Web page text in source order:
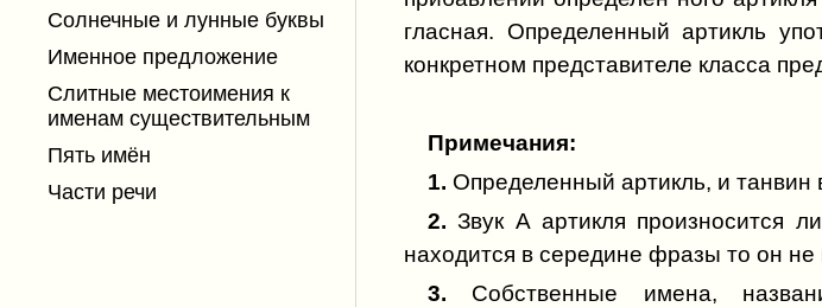
Солнечные и лунные буквы
Именное предложение
Слитные местоимения к
именам существительным
Пять имён
Части речи
гласная. Определенный артикль
конкретном представителе класса
Примечания:
1. Определенный артикль, и
2. Звук А артикля произносится
находится в середине фразы то он не
3. Собственные имена,